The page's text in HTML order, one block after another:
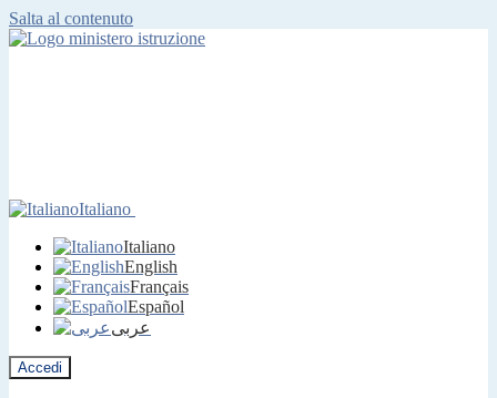
Salta al contenuto
Italiano
Italiano
English
Français
Español
عربى
Accedi